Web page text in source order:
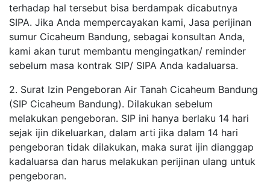
terhadap hal tersebut bisa berdampak dicabutnya
SIPA. Jika Anda mempercayakan kami, Jasa perijinan
sumur Cicaheum Bandung, sebagai konsultan Anda,
kami akan turut membantu mengingatkan/ reminder
sebelum masa kontrak SIP/ SIPA Anda kadaluarsa.
2. Surat Izin Pengeboran Air Tanah Cicaheum Bandung
(SIP Cicaheum Bandung). Dilakukan sebelum
melakukan pengeboran. SIP ini hanya berlaku 14 hari
sejak ijin dikeluarkan, dalam arti jika dalam 14 hari
pengeboran tidak dilakukan, maka surat ijin dianggap
kadaluarsa dan harus melakukan perijinan ulang untuk
pengeboran.